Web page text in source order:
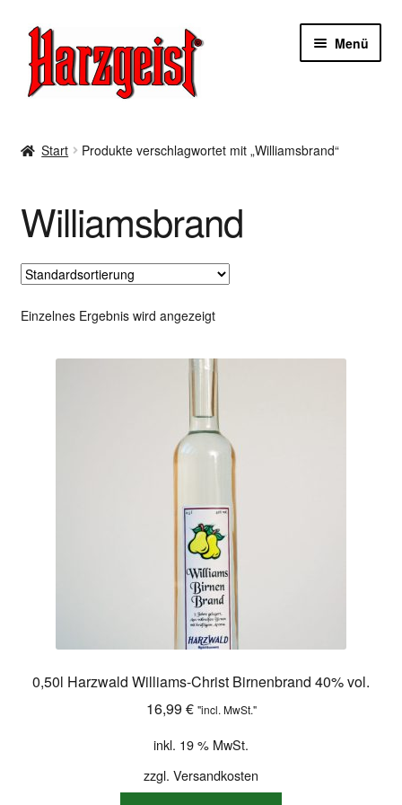
Zur
Navigation
springen
Zum
Inhalt
springen
Menü
Datenschutzerklärung
Impressum
Kasse
Mein Konto
Start Produkte verschlagwortet mit „Williamsbrand“
Williamsbrand
Einzelnes Ergebnis wird angezeigt
0,50l Harzwald Williams-Christ Birnenbrand 40% vol.
16,99 € "incl. MwSt."
inkl. 19 % MwSt.
zzgl. Versandkosten